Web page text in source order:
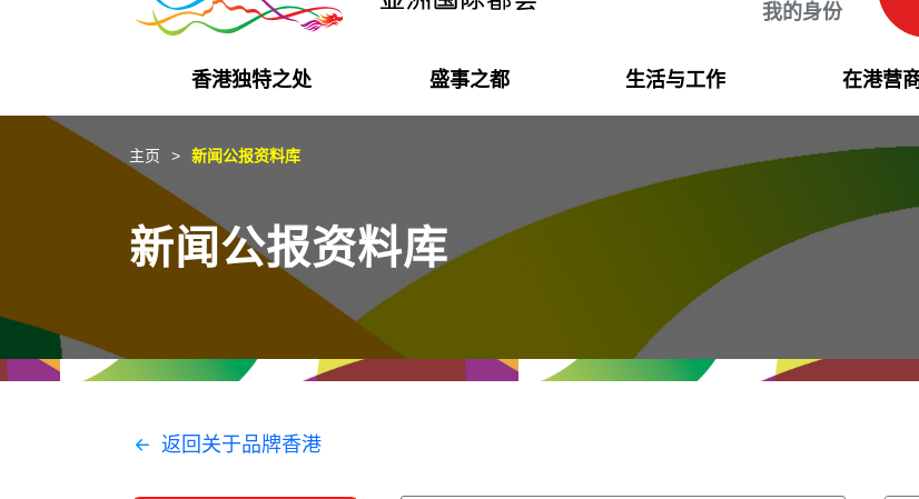
我的身份
香港独特之处
商业机遇
独特优势
盛事之都
盛事之都
最新活动精选
生活与工作
在港工作
都会生活
在港营
在港创业
初创企业
推广香港@中国内地
推广香港@中东
推广香港@粤港澳大湾区
最新资讯
媒体资讯
主页 新闻公报资料库
新闻公报资料库
返回关于品牌香港